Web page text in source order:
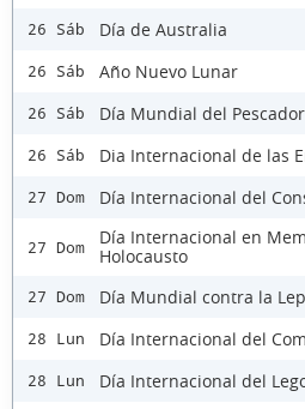
26 Sáb Día de Australia
26 Sáb Año Nuevo Lunar
26 Sáb Día Mundial del Pescador
26 Sáb Dia Internacional de las
27 Dom Día Internacional del
27 Dom
Día Internacional en
Holocausto
27 Dom Día Mundial contra la
28 Lun Día Internacional del
28 Lun Día Internacional del